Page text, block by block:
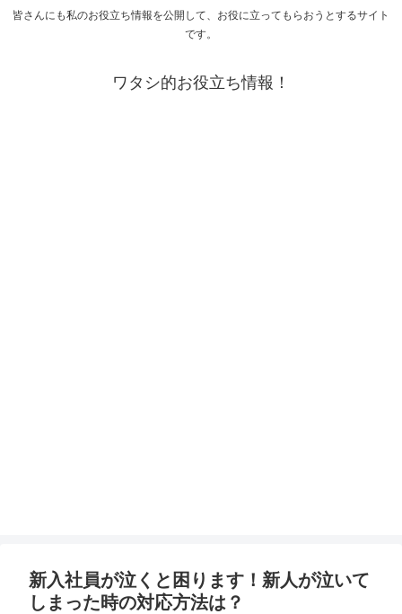
皆さんにも私のお役立ち情報を公開して、お役に立ってもらおうとするサイト
です。
ワタシ的お役立ち情報！
新入社員が泣くと困ります！新人が泣いて
しまった時の対応方法は？